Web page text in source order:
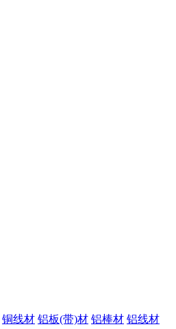
铜线材 铝板(带)材 铝棒材 铝线材